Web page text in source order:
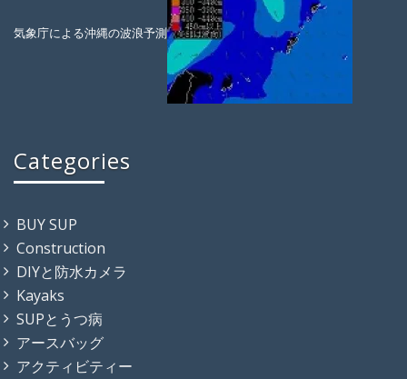
気象庁による沖縄の波浪予測
Categories
BUY SUP
Construction
DIYと防水カメラ
Kayaks
SUPとうつ病
アースバッグ
アクティビティー